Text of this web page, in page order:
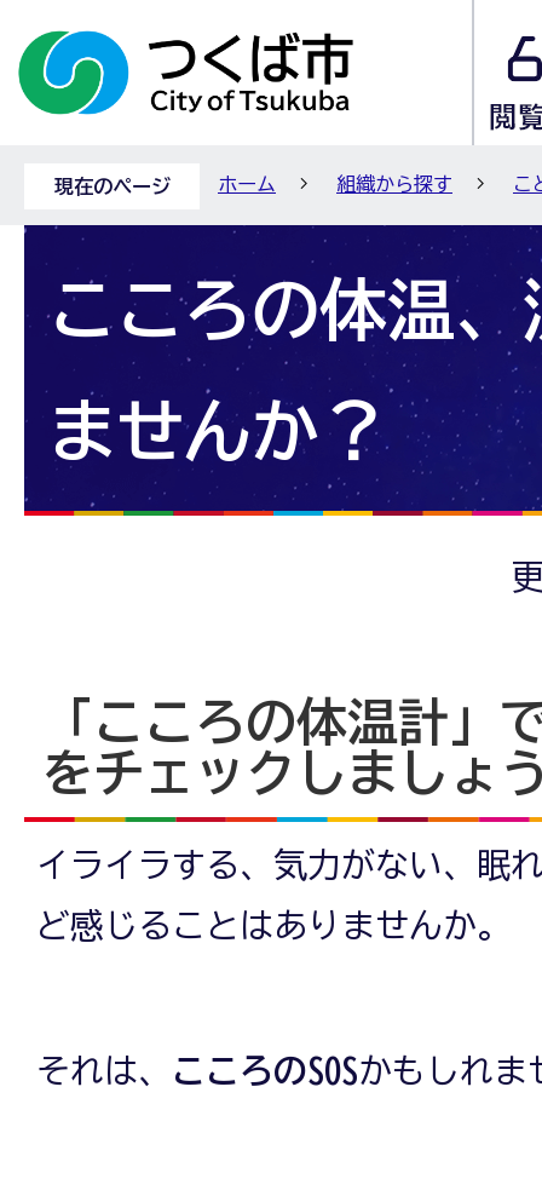
現在のページ ホーム 組織から探す こ
こころの体温、
ませんか？
「こころの体温計」
をチェックしましょ
イライラする、気力がない、眠
ど感じることはありませんか。
それは、 こころのSOSかもしれま